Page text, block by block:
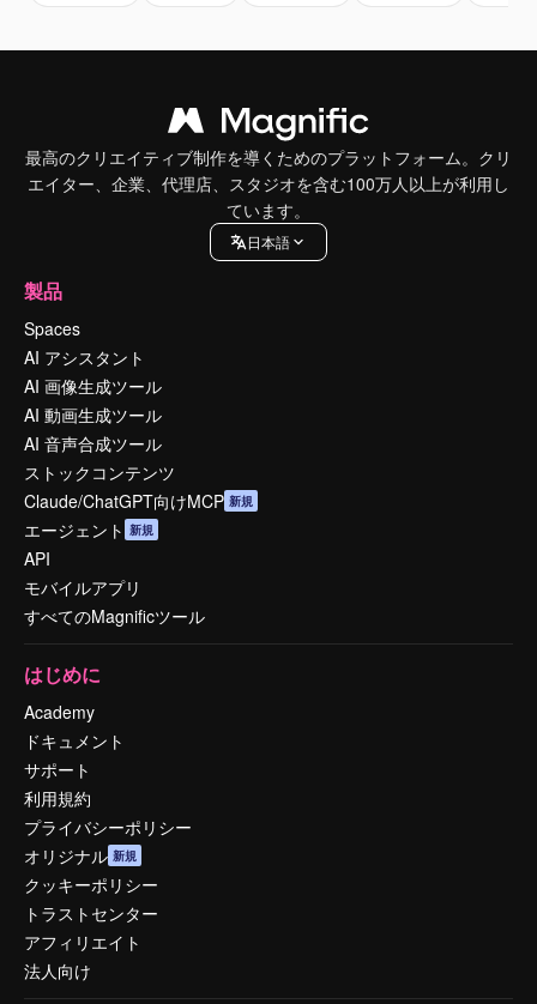
最高のクリエイティブ制作を導くためのプラットフォーム。クリ
エイター、企業、代理店、スタジオを含む100万人以上が利用し
ています。
日本語
製品
Spaces
AI アシスタント
AI 画像生成ツール
AI 動画生成ツール
AI 音声合成ツール
ストックコンテンツ
Claude/ChatGPT向けMCP 新規
エージェント 新規
API
モバイルアプリ
すべてのMagnificツール
はじめに
Academy
ドキュメント
サポート
利用規約
プライバシーポリシー
オリジナル 新規
クッキーポリシー
トラストセンター
アフィリエイト
法人向け